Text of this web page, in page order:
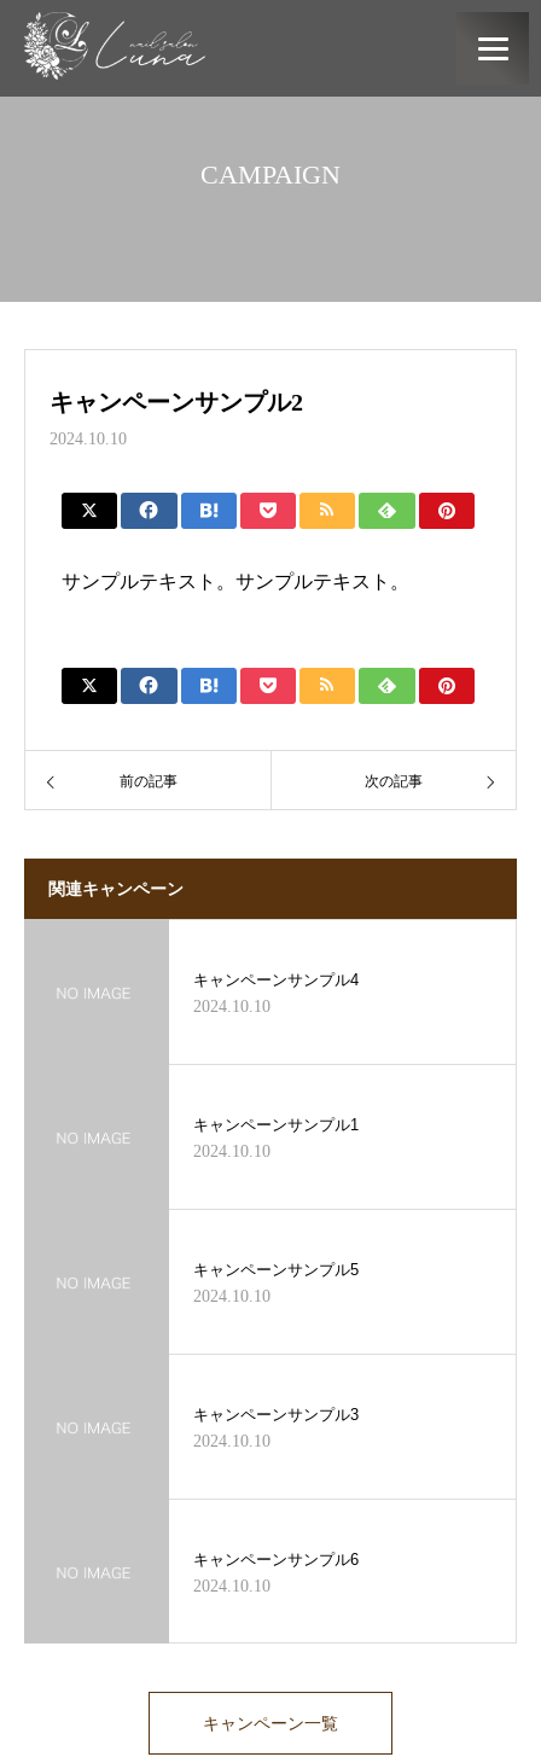
CAMPAIGN
キャンペーンサンプル2
2024.10.10
サンプルテキスト。サンプルテキスト。
前の記事 次の記事
関連キャンペーン
キャンペーンサンプル4
2024.10.10
キャンペーンサンプル1
2024.10.10
キャンペーンサンプル5
2024.10.10
キャンペーンサンプル3
2024.10.10
キャンペーンサンプル6
2024.10.10
キャンペーン一覧